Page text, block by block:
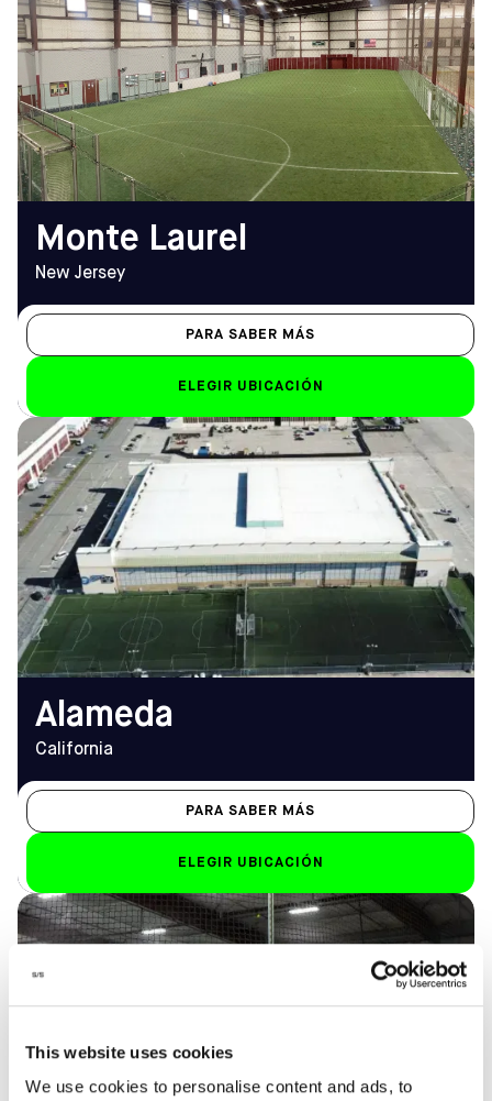
This website uses cookies
We use cookies to personalise content and ads, to
APERTURA
De lunes a viernes
10.00 h - 23.00 h
Sáb-Dom
De 9.00 a 23.00 horas
1 Hovtech Blvd, Mt Laurel
Township, NJ 08054
Cómo llegar
TELÉFONO
EMAIL
mountlaurel@sofive.com
Monte Laurel
New Jersey
PARA SABER MÁS
ELEGIR UBICACIÓN
HORARIO DE
APERTURA
De lunes a viernes
8.00 h - 12.00 h (1.00 h
los viernes)
Sáb-Dom
de 8.00 a 23.00 horas
DIRECCIÓN
800 W Tower Ave, Alameda,
CA 94501
Cómo llegar
TELÉFONO
(510) 814-4999
EMAIL
alameda@sofive.com
Alameda
California
PARA SABER MÁS
ELEGIR UBICACIÓN
HORARIO DE
APERTURA
De lunes a viernes
DIRECCIÓN
Cómo llegar
(909) 985-7903
EMAIL